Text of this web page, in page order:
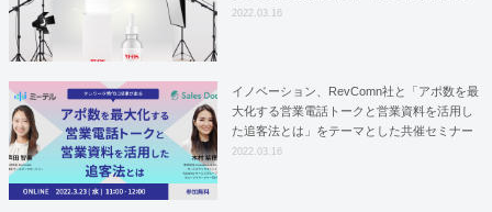
はYFOSにおけるロジスティクスパートナー
2022.03.16
イノベーション、RevComn社と「アポ数を最
大化する営業電話トークと営業資料を活用し
た追客法とは」をテーマとした共催セミナー
を開催！
2022.03.16